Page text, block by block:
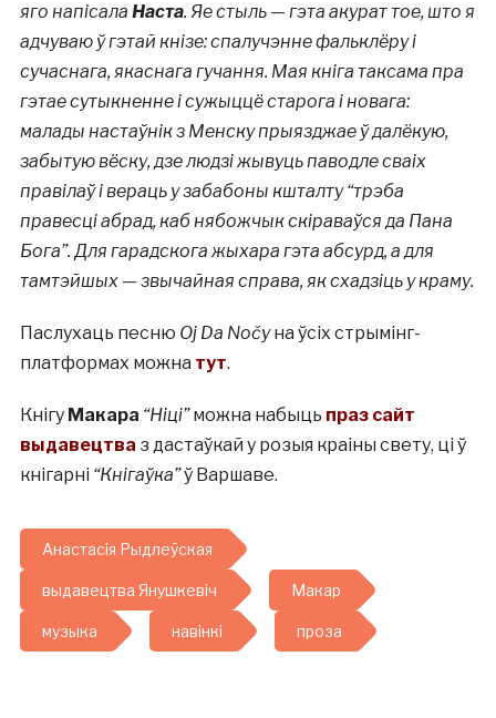
яго напісала Наста. Яе стыль — гэта акурат тое, што я
адчуваю ў гэтай кнізе: спалучэнне фальклёру і
сучаснага, якаснага гучання. Мая кніга таксама пра
гэтае сутыкненне і сужыццё старога і новага:
малады настаўнік з Менску прыязджае ў далёкую,
забытую вёску, дзе людзі жывуць паводле сваіх
правілаў і вераць у забабоны кшталту “трэба
правесці абрад, каб нябожчык скіраваўся да Пана
Бога”. Для гарадскога жыхара гэта абсурд, а для
тамтэйшых — звычайная справа, як схадзіць у краму.
Паслухаць песню Oj Da Nočyна ўсіх стрымінг-
платформах можна тут.
Кнігу Макара “Ніці”можна набыць праз сайт
выдавецтва з дастаўкай у розыя краіны свету, ці ў
кнігарні “Кнігаўка”ў Варшаве.
Анастасія Рыдлеўская
выдавецтва Янушкевіч Макар
музыка навінкі проза